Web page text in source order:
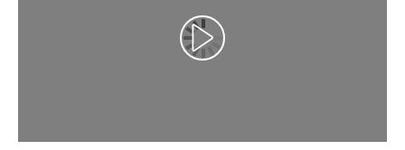
Predvajaj videoposnetek